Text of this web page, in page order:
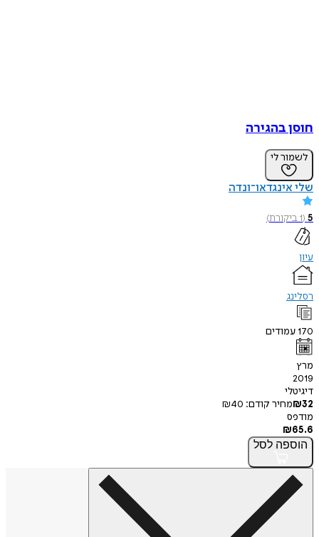
חוסן בהגירה
לשמור לי
שלי אינגדאו־ונדה
5
(
1ביקורת)
עיון
רסלינג
170עמודים
מרץ
2019
דיגיטלי
₪32 מחיר קודם: ₪40
מודפס
₪65.6
הוספה לסל